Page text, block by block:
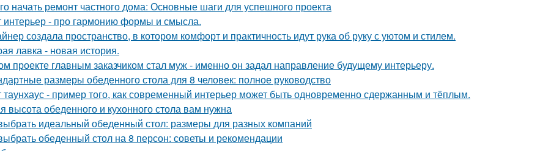
начать ремонт частного дома: Основные шаги для успешного проекта
интерьер - про гармонию формы и смысла.
создала пространство, в котором комфорт и практичность идут рука об руку с уютом и стилем.
лавка - новая история.
проекте главным заказчиком стал муж - именно он задал направление будущему интерьеру.
размеры обеденного стола для 8 человек: полное руководство
таунхаус - пример того, как современный интерьер может быть одновременно сдержанным и тёплым.
высота обеденного и кухонного стола вам нужна
идеальный обеденный стол: размеры для разных компаний
обеденный стол на 8 персон: советы и рекомендации